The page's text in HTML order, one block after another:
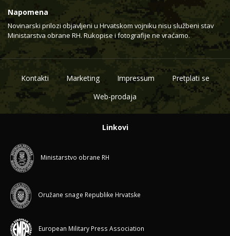
Napomena
Novinarski prilozi objavljeni u Hrvatskom vojniku nisu službeni stav
Ministarstva obrane RH. Rukopise i fotografije ne vraćamo.
Kontakti Marketing Impressum
Pretplati se
Web-prodaja
Linkovi
Ministarstvo obrane RH
Oružane snage Republike Hrvatske
European Military Press Association